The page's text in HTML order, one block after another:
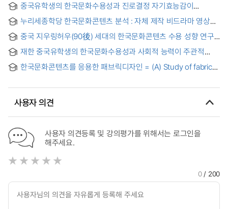
중국유학생의 한국문화수용성과 진로결정 자기효능감이
진로정체감에 미치는 영향
누리세종학당 한국문화콘텐츠 분석 : 자체 제작 비드라마 영상을
중심으로
중국 지우링허우(90後) 세대의 한국문화콘텐츠 수용 성향 연구
재한 중국유학생의 한국문화수용성과 사회적 능력이 주관적
행복감에 미치는 영향
한국문화콘텐츠를 응용한 패브릭디자인 = (A) Study of fabric
사용자 의견
사용자 의견등록 및 강의평가를 위해서는 로그인을
해주세요.
0/ 200